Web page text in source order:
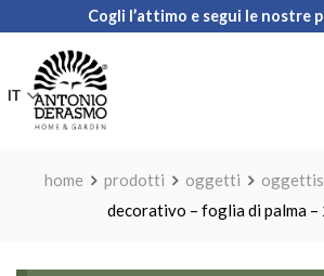
content
Cogli l’attimo e segui le nostre
IT
home prodotti oggetti
decorativo – foglia di palma